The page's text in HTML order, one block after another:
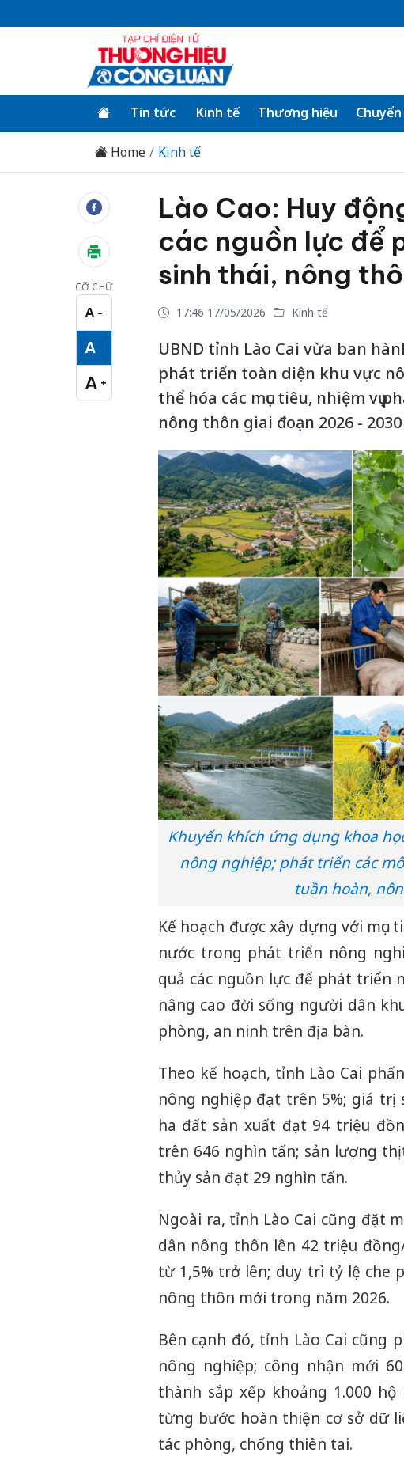
Tin tức Kinh tế Thương hiệu
Home Kinh tế
CỠ CHỮ
A −
Cỡ chữ nhỏ
A
Cỡ chữ vừa
A +
Cỡ chữ lớn
Lào Cao: Huy
các nguồn lực để
sinh thái, nông
17:46 17/05/2026 Kinh tế
UBND tỉnh Lào Cai vừa ban
phát triển toàn diện khu vực
thể hóa các mục tiêu, nhiệm vụ
nông thôn giai đoạn 2026 -
Khuyến khích ứng dụng khoa
nông nghiệp; phát triển các
tuần hoàn,
Kế hoạch được xây dựng với mục
nước trong phát triển nông
quả các nguồn lực để phát triển
nâng cao đời sống người dân
phòng, an ninh trên địa bàn.
Theo kế hoạch, tỉnh Lào Cai
nông nghiệp đạt trên 5%; giá trị
ha đất sản xuất đạt 94 triệu
trên 646 nghìn tấn; sản lượng
thủy sản đạt 29 nghìn tấn.
Ngoài ra, tỉnh Lào Cai cũng đặt
dân nông thôn lên 42 triệu
từ 1,5% trở lên; duy trì tỷ lệ che
nông thôn mới trong năm 2026.
Bên cạnh đó, tỉnh Lào Cai cũng
nông nghiệp; công nhận mới
thành sắp xếp khoảng 1.000
từng bước hoàn thiện cơ sở dữ
tác phòng, chống thiên tai.